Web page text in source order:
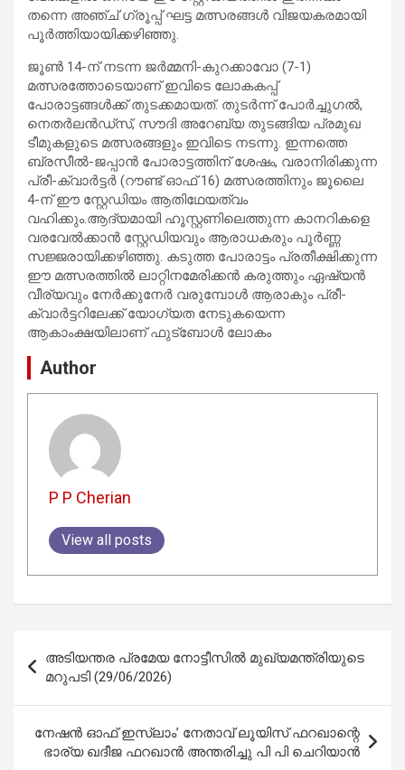
തന്നെ അഞ്ച് ഗ്രൂപ്പ് ഘട്ട മത്സരങ്ങൾ വിജയകരമായി
പൂർത്തിയായിക്കഴിഞ്ഞു.
ജൂൺ 14-ന് നടന്ന ജർമ്മനി-കുറക്കാവോ (7-1)
മത്സരത്തോടെയാണ് ഇവിടെ ലോകകപ്പ്
പോരാട്ടങ്ങൾക്ക് തുടക്കമായത്. തുടർന്ന് പോർച്ചുഗൽ,
നെതർലൻഡ്സ്, സൗദി അറേബ്യ തുടങ്ങിയ പ്രമുഖ
ടീമുകളുടെ മത്സരങ്ങളും ഇവിടെ നടന്നു. ഇന്നത്തെ
ബ്രസീൽ-ജപ്പാൻ പോരാട്ടത്തിന് ശേഷം, വരാനിരിക്കുന്ന
പ്രീ-ക്വാർട്ടർ (റൗണ്ട് ഓഫ് 16) മത്സരത്തിനും ജൂലൈ
4-ന് ഈ സ്റ്റേഡിയം ആതിഥേയത്വം
വഹിക്കും.ആദ്യമായി ഹൂസ്റ്റണിലെത്തുന്ന കാനറികളെ
വരവേൽക്കാൻ സ്റ്റേഡിയവും ആരാധകരും പൂർണ്ണ
സജ്ജരായിക്കഴിഞ്ഞു. കടുത്ത പോരാട്ടം പ്രതീക്ഷിക്കുന്ന
ഈ മത്സരത്തിൽ ലാറ്റിനമേരിക്കൻ കരുത്തും ഏഷ്യൻ
വീര്യവും നേർക്കുനേർ വരുമ്പോൾ ആരാകും പ്രീ-
ക്വാർട്ടറിലേക്ക് യോഗ്യത നേടുകയെന്ന
ആകാംക്ഷയിലാണ് ഫുട്ബോൾ ലോകം
Author
P P Cherian
View all posts
navigation
അടിയന്തര പ്രമേയ നോട്ടീസില്‍ മുഖ്യമന്ത്രിയുടെ
മറുപടി (29/06/2026)
നേഷൻ ഓഫ് ഇസ്‌ലാം’ നേതാവ് ലൂയിസ് ഫറഖാന്റെ
ഭാര്യ ഖദീജ ഫറഖാൻ അന്തരിച്ചു പി പി ചെറിയാൻ